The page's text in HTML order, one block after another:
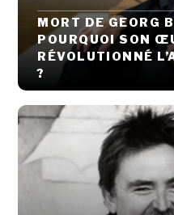
MORT DE GEORG
POURQUOI SON
RÉVOLUTIONNÉ
?